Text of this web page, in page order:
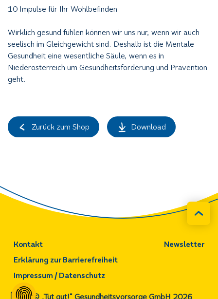
10 Impulse für Ihr Wohlbefinden
Wirklich gesund fühlen können wir uns nur, wenn wir auch
seelisch im Gleichgewicht sind. Deshalb ist die Mentale
Gesundheit eine wesentliche Säule, wenn es in
Niederösterreich um Gesundheitsförderung und Prävention
geht.
Zurück zum Shop Download
Kontakt Newsletter
Impressum / Datenschutz
Erklärung zur Barrierefreiheit
© „Tut gut!“ Gesundheitsvorsorge GmbH 2026